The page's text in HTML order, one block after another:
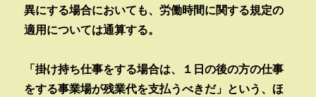
異にする場合においても、労働時間に関する規定の
適用については通算する。
「掛け持ち仕事をする場合は、１日の後の方の仕事
をする事業場が残業代を支払うべきだ」という、ほ